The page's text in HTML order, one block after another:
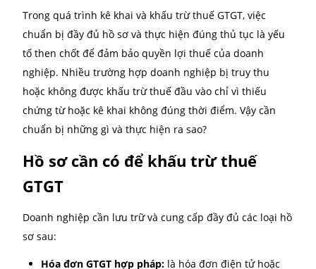
Thời hạn khấu trừ thuế:
Theo Điều 15 Thông tư 219/2013/TT-BTC, thuế
đầu vào được kê khai, khấu trừ trong vòng 6
từ tháng phát sinh hóa đơn.
Nếu quá thời hạn này mà chưa kê khai thì
nghiệp không còn được quyền khấu trừ, trừ một
trường hợp đặc biệt có hướng dẫn cụ thể từ cơ
Hãy chủ động theo dõi và nộp tờ khai đúng hạn để
không bỏ lỡ quyền lợi thuế chính đáng. Việc nắm